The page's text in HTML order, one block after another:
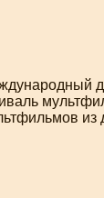
из